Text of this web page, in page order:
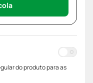
do produto para as